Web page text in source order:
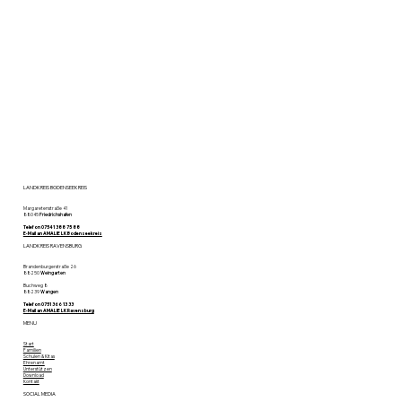
LANDKREIS BODENSEEKREIS
Margaretenstraße 41
88045Friedrichshafen
Telefon 07541 388 75 88
E-Mail an AMALIE LK Bodenseekreis
LANDKREIS RAVENSBURG
Brandenburgerstraße 26
88250Weingarten
Buchweg 8
88239Wangen
Telefon 0751 366 13 33
E-Mail an AMALIE LK Ravensburg
MENU
Start
Familien
Schulen & Kitas
Ehrenamt
Unterstützen
Download
Kontakt
SOCIAL MEDIA